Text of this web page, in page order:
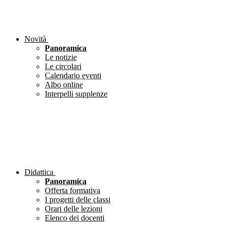
Novità
Panoramica
Le notizie
Le circolari
Calendario eventi
Albo online
Interpelli supplenze
Didattica
Panoramica
Offerta formativa
I progetti delle classi
Orari delle lezioni
Elenco dei docenti